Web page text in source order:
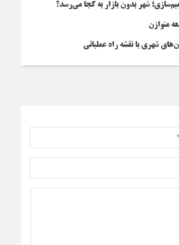
شهر بدون بازار به کجا می‌رسد؟
متوازن
شهری با نقشه راه عملیاتی